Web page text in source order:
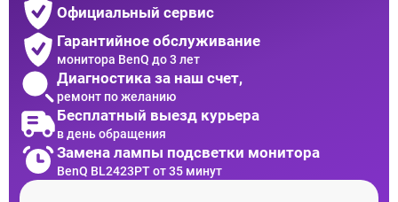
Официальный сервис
Гарантийное обслуживание
монитора BenQ до 3 лет
Диагностика за наш счет,
ремонт по желанию
Бесплатный выезд курьера
в день обращения
Замена лампы подсветки монитора
BenQ BL2423PT от 35 минут